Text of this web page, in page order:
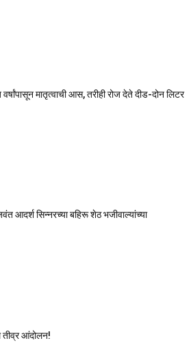
मातृत्वाची आस, तरीही रोज देते दीड-दोन लिटर
आदर्श सिन्नरच्या बहिरू शेठ भजीवाल्यांच्या
तीव्र आंदोलन!